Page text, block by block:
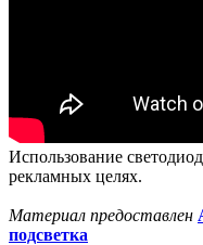
Использование
рекламных целях.
Материал предоставлен
подсветка